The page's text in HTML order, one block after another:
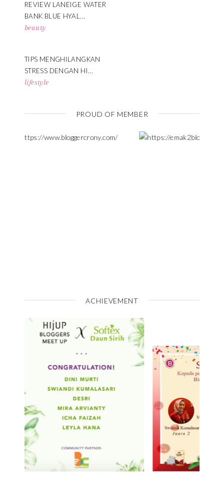
REVIEW LANEIGE WATER
BANK BLUE HYAL...
beauty
TIPS MENGHILANGKAN
STRESS DENGAN HI...
lifestyle
PROUD OF MEMBER
ACHIEVEMENT